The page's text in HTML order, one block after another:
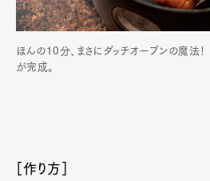
ほんの10分、まさにダッチオーブンの魔
が完成。
［作り方］